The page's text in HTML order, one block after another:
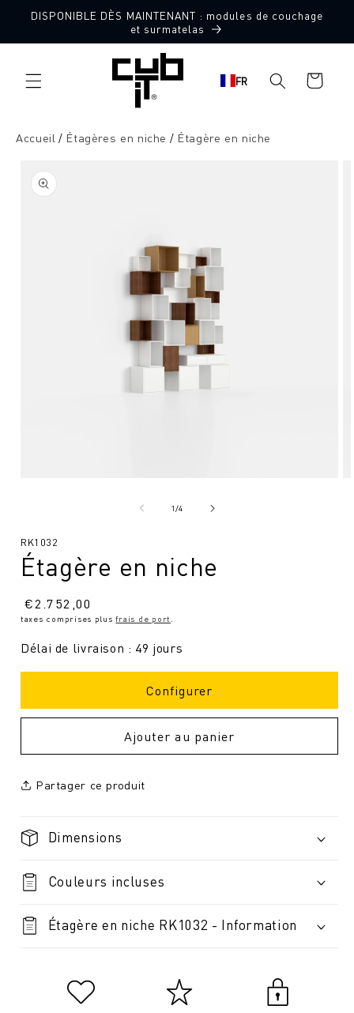
directement
DISPONIBLE DÈS MAINTENANT : modules de couchage
et surmatelas
FR
Panier
d'achat
Accueil Étagères en niche Étagère en niche
sur le
produit
modal
1/de4
SKU
RK1032
Étagère en niche
Prix
normal
€2.752,00
taxes comprises plusfrais de port
Délai de livraison : 49 jours
Configurer
Ajouter au panier
Partager ce produit
Dimensions
Couleurs incluses
Étagère en niche RK1032 - Information